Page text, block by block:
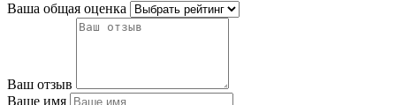
Ваша общая оценка
Ваш отзыв
Ваше имя